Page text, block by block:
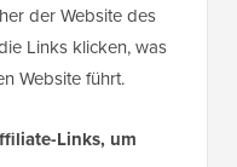
der Website des
Links klicken, was
Website führt.
Links, um